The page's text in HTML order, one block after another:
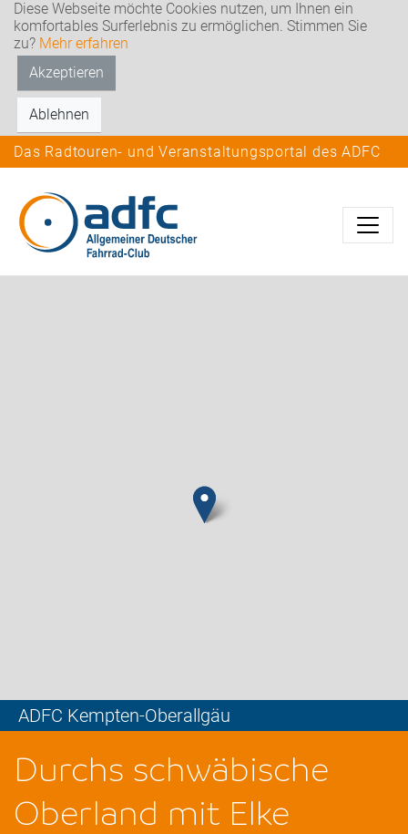
Diese Webseite möchte Cookies nutzen, um Ihnen ein
komfortables Surferlebnis zu ermöglichen. Stimmen Sie
zu? Mehr erfahren
Akzeptieren
Ablehnen
Das Radtouren- und Veranstaltungsportal des ADFC
ADFC Kempten-Oberallgäu
Durchs schwäbische
Oberland mit Elke